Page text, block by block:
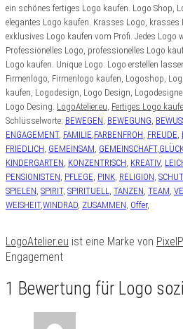
ein schönes fertiges Logo kaufen. Logo Shop,
elegantes Logo kaufen. Krasses Logo,
exklusives Logo kaufen vom Profi. Jedes Logo
Professionelles Logo, professionelles Logo
Logo kaufen. Unique Logo. Logo erstellen
Firmenlogo, Firmenlogo kaufen, Logoshop,
kaufen, Logodesign, Logo Design,
Logo Desing. LogoAtelier.eu, Fertiges Logo
Schlüsselworte: BEWEGEN, BEWEGUNG,
ENGAGEMENT, FAMILIE,FARBENFROH, FREUDE,
FRIEDLICH, GEMEINSAM, GEMEINSCHAFT,
KINDERGARTEN, KONZENTRISCH, KREATIV,
PENSIONISTEN, PFLEGE, PINK, RELIGION,
SPIELEN, SPIRIT, SPIRITUELL, TANZEN, TEAM,
WEISHEIT,WINDRAD, ZUSAMMEN, Offer,
LogoAtelier.eu ist eine Marke von
Engagement
1 Bewertung für Logo